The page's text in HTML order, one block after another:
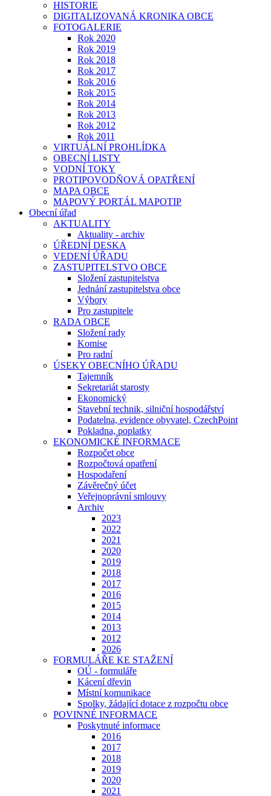
HISTORIE
DIGITALIZOVANÁ KRONIKA OBCE
FOTOGALERIE
Rok 2020
Rok 2019
Rok 2018
Rok 2017
Rok 2016
Rok 2015
Rok 2014
Rok 2013
Rok 2012
Rok 2011
VIRTUÁLNÍ PROHLÍDKA
OBECNÍ LISTY
VODNÍ TOKY
PROTIPOVODŇOVÁ OPATŘENÍ
MAPA OBCE
MAPOVÝ PORTÁL MAPOTIP
Obecní úřad
AKTUALITY
Aktuality - archiv
ÚŘEDNÍ DESKA
VEDENÍ ÚŘADU
ZASTUPITELSTVO OBCE
Složení zastupitelstva
Jednání zastupitelstva obce
Výbory
Pro zastupitele
RADA OBCE
Složení rady
Komise
Pro radní
ÚSEKY OBECNÍHO ÚŘADU
Tajemník
Sekretariát starosty
Ekonomický
Stavební technik, silniční hospodářství
Podatelna, evidence obyvatel, CzechPoint
Pokladna, poplatky
EKONOMICKÉ INFORMACE
Rozpočet obce
Rozpočtová opatření
Hospodaření
Závěrečný účet
Veřejnoprávní smlouvy
Archiv
2023
2022
2021
2020
2019
2018
2017
2016
2015
2014
2013
2012
2026
FORMULÁŘE KE STAŽENÍ
OÚ - formuláře
Kácení dřevin
Místní komunikace
Spolky, žádající dotace z rozpočtu obce
POVINNÉ INFORMACE
Poskytnuté informace
2016
2017
2018
2019
2020
2021